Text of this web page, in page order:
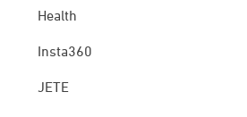
Health
Insta360
JETE